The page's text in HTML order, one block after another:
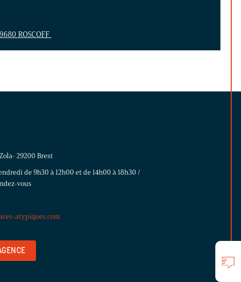
ROSCOFF
29200 Brest
de 9h30 à 12h00 et de 14h00 à 18h30 /
vous
atypiques.com